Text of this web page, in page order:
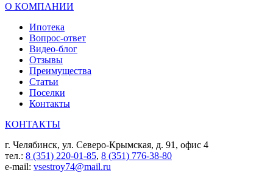
О КОМПАНИИ
Ипотека
Вопрос-ответ
Видео-блог
Отзывы
Преимущества
Статьи
Поселки
Контакты
КОНТАКТЫ
г. Челябинск, ул. Северо-Крымская, д. 91, офис 4
тел.: 8 (351) 220-01-85, 8 (351) 776-38-80
e-mail: vsestroy74@mail.ru